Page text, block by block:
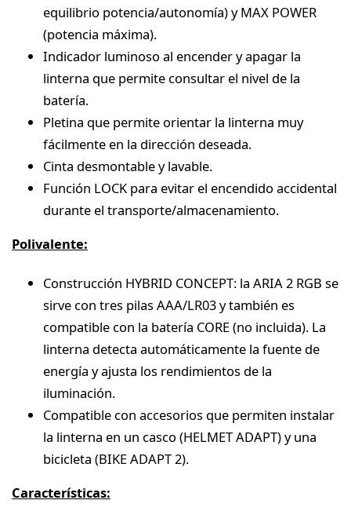
equilibrio potencia/autonomía) y MAX POWER
(potencia máxima).
Indicador luminoso al encender y apagar la
linterna que permite consultar el nivel de la
batería.
Pletina que permite orientar la linterna muy
fácilmente en la dirección deseada.
Cinta desmontable y lavable.
Función LOCK para evitar el encendido accidental
durante el transporte/almacenamiento.
Polivalente:
Construcción HYBRID CONCEPT: la ARIA 2 RGB se
sirve con tres pilas AAA/LR03 y también es
compatible con la batería CORE (no incluida). La
linterna detecta automáticamente la fuente de
energía y ajusta los rendimientos de la
iluminación.
Compatible con accesorios que permiten instalar
la linterna en un casco (HELMET ADAPT) y una
bicicleta (BIKE ADAPT 2).
Características: